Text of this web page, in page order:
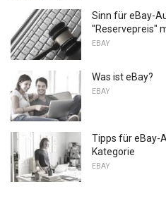
Sinn für eBay-
"Reservepreis"
EBAY
Was ist eBay?
EBAY
Tipps für eBay-
Kategorie
EBAY